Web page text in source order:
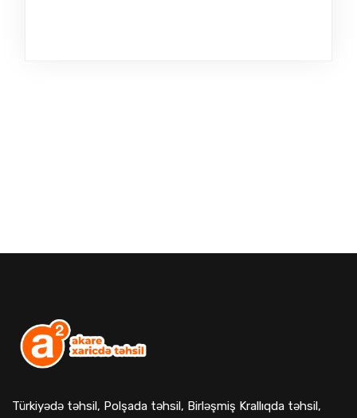
Türkiyədə təhsil, Polşada təhsil, Birləşmiş Krallıqda təhsil,